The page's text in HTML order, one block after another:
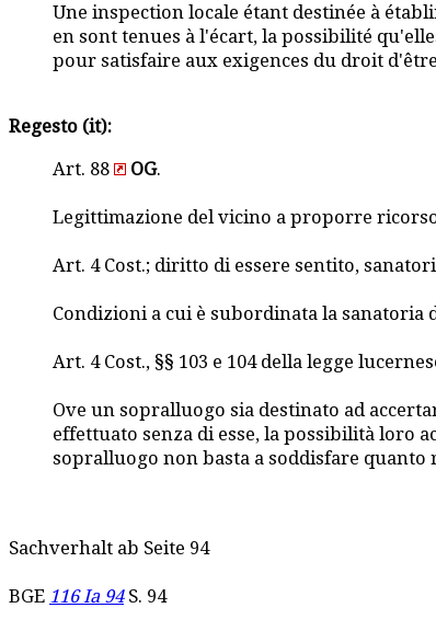
Une inspection locale étant destinée à
en sont tenues à l'écart, la possibilité
pour satisfaire aux exigences du droit
Regesto (it):
Art. 88 OG.
Legittimazione del vicino a proporre
Art. 4 Cost.; diritto di essere sentito,
Condizioni a cui è subordinata la sanatoria
Art. 4 Cost., §§ 103 e 104 della legge
Ove un sopralluogo sia destinato ad
effettuato senza di esse, la possibilità loro
sopralluogo non basta a soddisfare
Sachverhalt ab Seite 94
BGE 116 Ia 94S. 94